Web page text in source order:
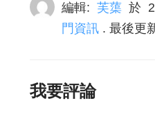
編輯: 芙蕖 於
門資訊 . 最後更
我要評論